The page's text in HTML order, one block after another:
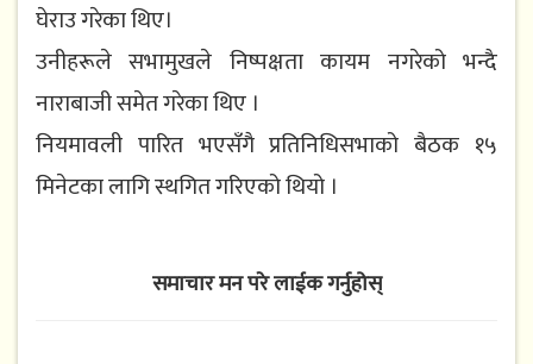
घेराउ गरेका थिए।
उनीहरूले सभामुखले निष्पक्षता कायम नगरेको भन्दै
नाराबाजी समेत गरेका थिए ।
नियमावली पारित भएसँगै प्रतिनिधिसभाको बैठक १५
मिनेटका लागि स्थगित गरिएको थियो ।
समाचार मन परे लाईक गर्नुहोस्